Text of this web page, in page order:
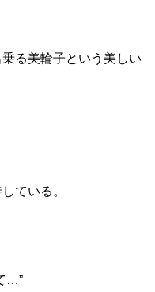
る美輪子という美しい
ている。
…”